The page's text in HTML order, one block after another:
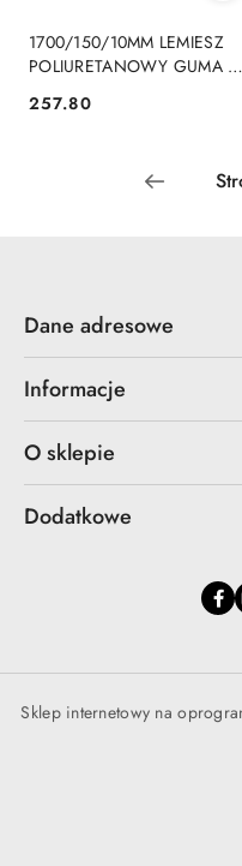
1700/150/10MM LEMIESZ
POLIURETANOWY GUMA DO
Cena:
257.80
Dane adresowe
Informacje
O sklepie
Dodatkowe
Sklep internetowy na